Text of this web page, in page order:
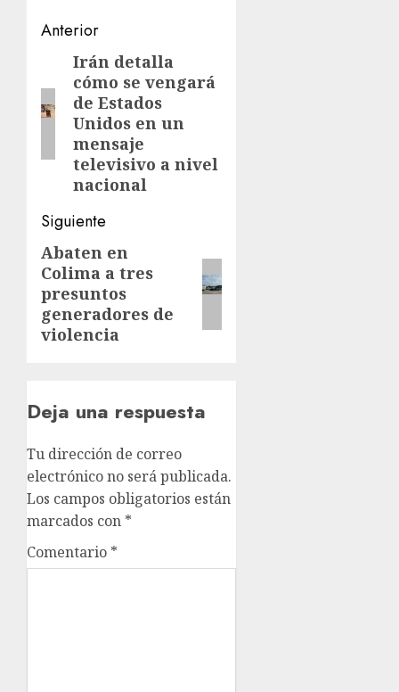
Navegación
entradas
Anterior
Entrada
anterior:
Irán detalla
cómo se vengará
de Estados
Unidos en un
mensaje
televisivo a nivel
nacional
Siguiente
Siguiente
entrada:
Abaten en
Colima a tres
presuntos
generadores de
violencia
Deja una respuesta
Tu dirección de correo
electrónico no será publicada.
Los campos obligatorios están
marcados con *
Comentario *